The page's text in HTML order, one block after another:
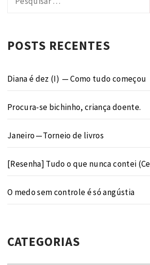
POSTS RECENTES
Diana é dez (I) — Como tudo começou
Procura-se bichinho, criança doente.
Janeiro — Torneio de livros
[Resenha] Tudo o que nunca contei
O medo sem controle é só angústia
CATEGORIAS